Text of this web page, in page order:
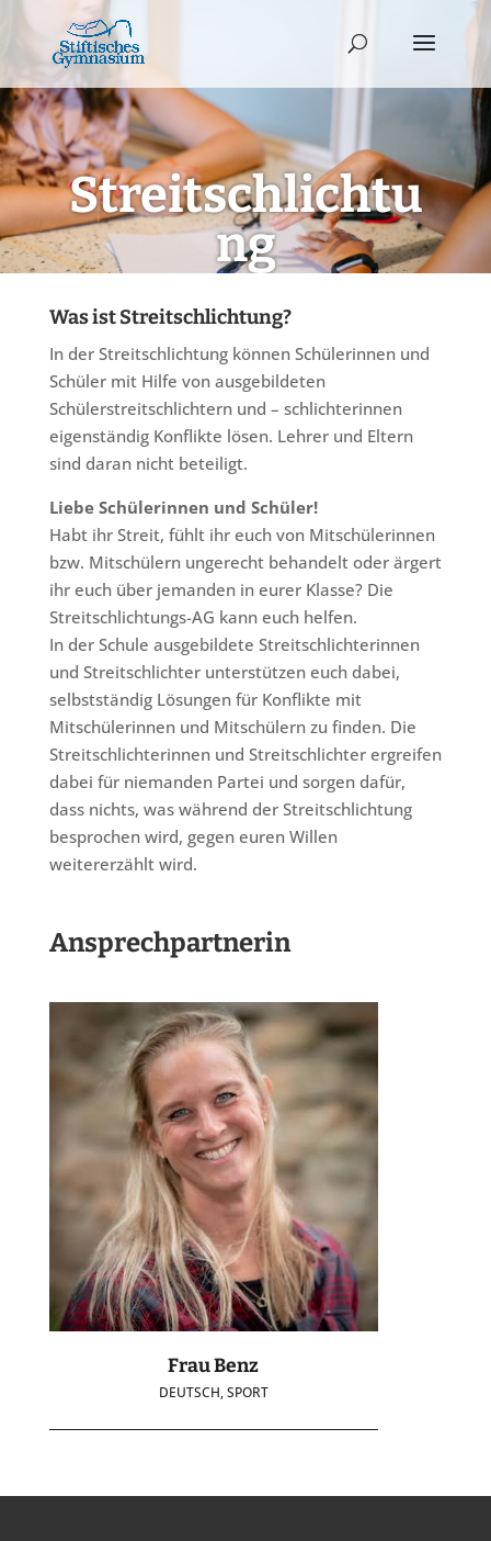
Streitschlichtu
ng
Was ist Streitschlichtung?
In der Streitschlichtung können Schülerinnen und
Schüler mit Hilfe von ausgebildeten
Schülerstreitschlichtern und – schlichterinnen
eigenständig Konflikte lösen. Lehrer und Eltern
sind daran nicht beteiligt.
Liebe Schülerinnen und Schüler!
Habt ihr Streit, fühlt ihr euch von Mitschülerinnen
bzw. Mitschülern ungerecht behandelt oder ärgert
ihr euch über jemanden in eurer Klasse? Die
Streitschlichtungs-AG kann euch helfen.
In der Schule ausgebildete Streitschlichterinnen
und Streitschlichter unterstützen euch dabei,
selbstständig Lösungen für Konflikte mit
Mitschülerinnen und Mitschülern zu finden. Die
Streitschlichterinnen und Streitschlichter ergreifen
dabei für niemanden Partei und sorgen dafür,
dass nichts, was während der Streitschlichtung
besprochen wird, gegen euren Willen
weitererzählt wird.
Ansprechpartnerin
Frau Benz
DEUTSCH, SPORT